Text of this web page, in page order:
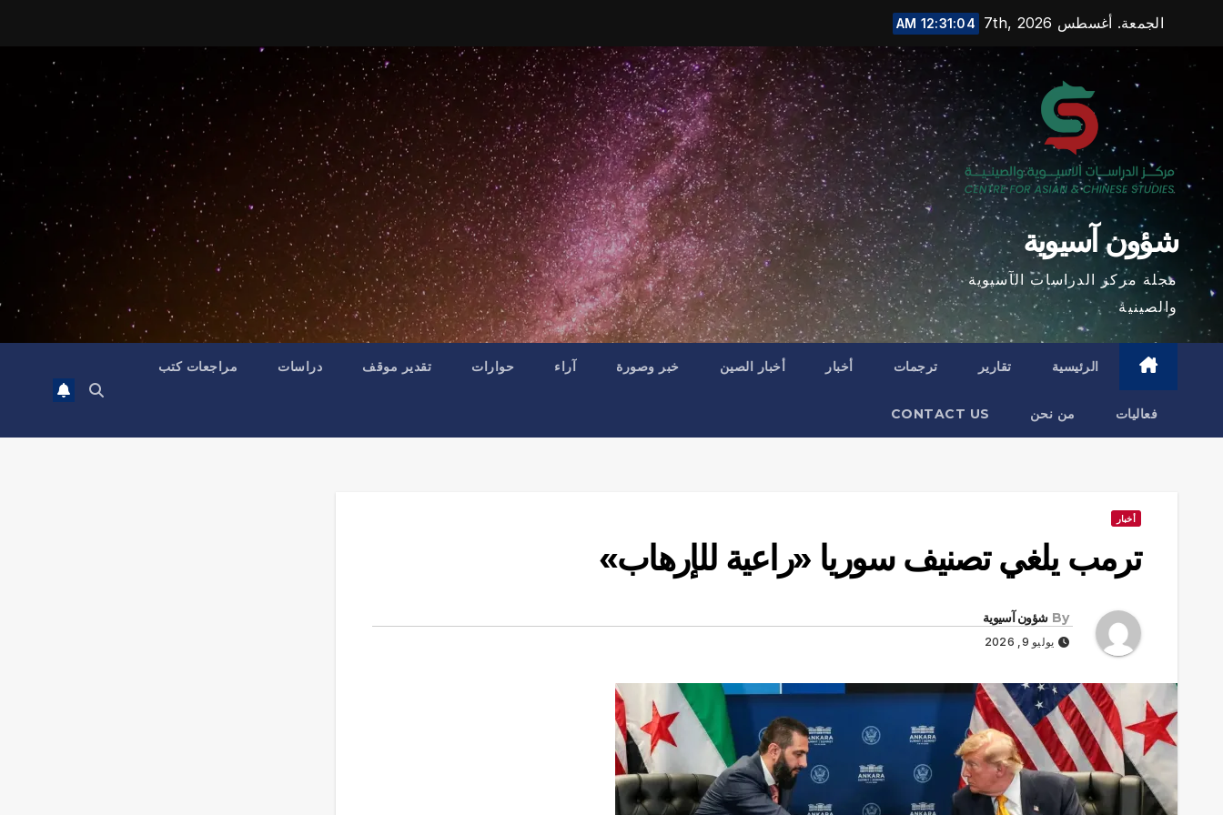
content
الجمعة. أغسطس 7th, 2026 12:31:05 AM
شؤون آسيوية
مجلة مركز الدراسات الآسيوية
والصينية
الرئيسية تقارير ترجمات أخبار أخبار الصين خبر وصورة آراء حوارات تقدير موقف دراسات مراجعات كتب
فعاليات من نحن CONTACT US
أخبار
ترمب يلغي تصنيف سوريا «راعية للإرهاب»
By شؤون آسيوية
يوليو 9, 2026